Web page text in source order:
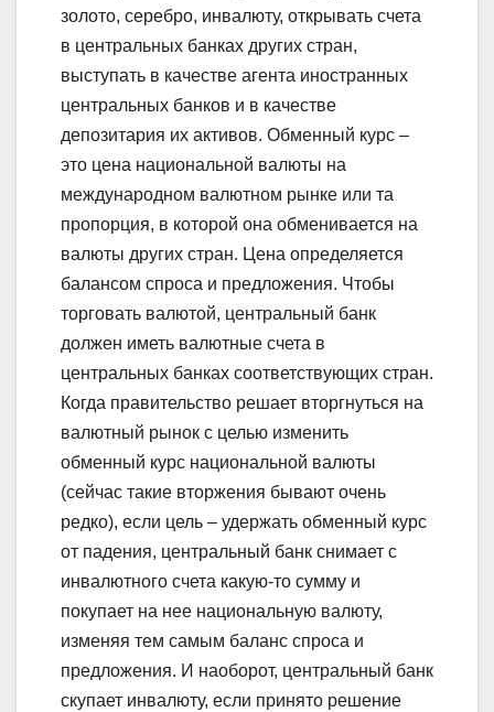
золото, серебро, инвалюту, открывать счета
в центральных банках других стран,
выступать в качестве агента иностранных
центральных банков и в качестве
депозитария их активов. Обменный курс –
это цена национальной валюты на
международном валютном рынке или та
пропорция, в которой она обменивается на
валюты других стран. Цена определяется
балансом спроса и предложения. Чтобы
торговать валютой, центральный банк
должен иметь валютные счета в
центральных банках соответствующих стран.
Когда правительство решает вторгнуться на
валютный рынок с целью изменить
обменный курс национальной валюты
(сейчас такие вторжения бывают очень
редко), если цель – удержать обменный курс
от падения, центральный банк снимает с
инвалютного счета какую-то сумму и
покупает на нее национальную валюту,
изменяя тем самым баланс спроса и
предложения. И наоборот, центральный банк
скупает инвалюту, если принято решение